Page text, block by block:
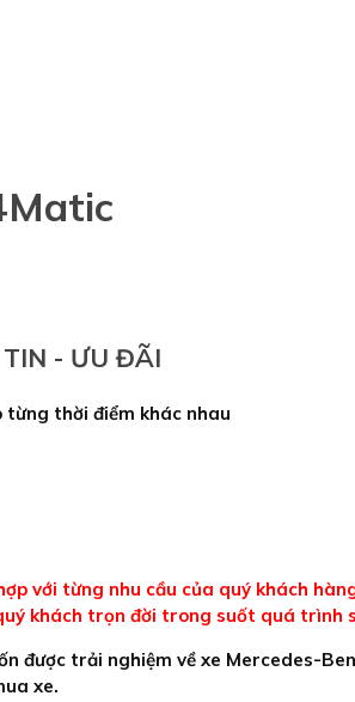
TIN - ƯU ĐÃI
từng thời điểm khác nhau
với từng nhu cầu của quý khách
khách trọn đời trong suốt quá trình
được trải nghiệm về xe Mercedes-
xe.